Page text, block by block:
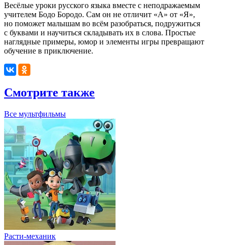
Весёлые уроки русского языка вместе с неподражаемым
учителем Бодо Бородо. Сам он не отличит «А» от «Я»,
но поможет малышам во всём разобраться, подружиться
с буквами и научиться складывать их в слова. Простые
наглядные примеры, юмор и элементы игры превращают
обучение в приключение.
Смотрите также
Все мультфильмы
Расти-механик